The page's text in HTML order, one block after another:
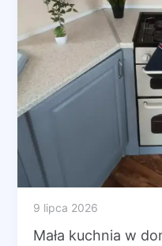
9 lipca 2026
Mała kuchnia w